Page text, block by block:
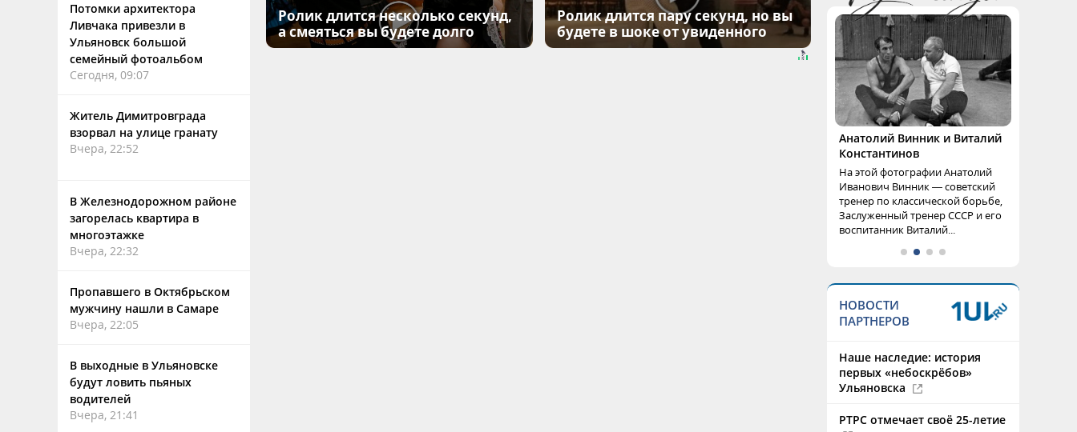
Потомки архитектора
Ливчака привезли в
Ульяновск большой
семейный фотоальбом
Сегодня, 09:07
Житель Димитровграда
взорвал на улице гранату
Вчера, 22:52
В Железнодорожном районе
загорелась квартира в
многоэтажке
Вчера, 22:32
Пропавшего в Октябрьском
мужчину нашли в Самаре
Вчера, 22:05
В выходные в Ульяновске
будут ловить пьяных
водителей
Вчера, 21:41
Ролик длится несколько секунд,
а смеяться вы будете долго
Ролик длится пару секунд, но вы
будете в шоке от увиденного
Анатолий Винник и Виталий
Константинов
На этой фотографии Анатолий
Иванович Винник — советский
тренер по классической борьбе,
Заслуженный тренер СССР и его
воспитанник Виталий...
НОВОСТИ
ПАРТНЕРОВ
Наше наследие: история
первых «небоскрёбов»
Ульяновска
РТРС отмечает своё 25-летие